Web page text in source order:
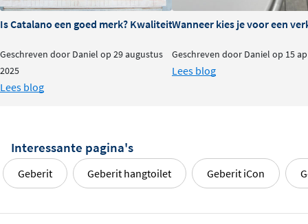
Is Catalano een goed merk? Kwaliteit en ervaringen
Geschreven door Daniel op 29 augustus
2025
Lees blog
Wanneer kies je voor een
Geschreven door Daniel op 15
Lees blog
Interessante pagina's
Geberit Geberit hangtoilet Geberit iCon